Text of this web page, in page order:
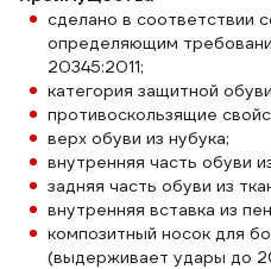
сделано в соответствии
определяющим
20345:2011;
категория защитной
противоскользящие
верх обуви из нубука;
внутренняя часть обуви
задняя часть обуви из
внутренняя вставка из
композитный носок для
(выдерживает удары до